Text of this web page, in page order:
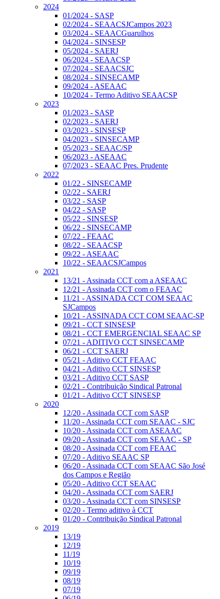
2024
01/2024 - SASP
02/2024 - SEAACSJCampos 2023
03/2024 - SEAACGuarulhos
04/2024 - SINSESP
05/2024 - SAERJ
06/2024 - SEAACSP
07/2024 - SEAACSJC
08/2024 - SINSECAMP
09/2024 - ASEAAC
10/2024 - Termo Aditivo SEAACSP
2023
01/2023 - SASP
02/2023 - SAERJ
03/2023 - SINSESP
04/2023 - SINSECAMP
05/2023 - SEAAC/SP
06/2023 - ASEAAC
07/2023 - SEAAC Pres. Prudente
2022
01/22 - SINSECAMP
02/22 - SAERJ
03/22 - SASP
04/22 - SASP
05/22 - SINSESP
06/22 - SINSECAMP
07/22 - FEAAC
08/22 - SEAACSP
09/22 - ASEAAC
10/22 - SEAACSJCampos
2021
13/21 - Assinada CCT com a ASEAAC
12/21 - Assinada CCT com o FEAAC
11/21 - ASSINADA CCT COM SEAAC
SJCampos
10/21 - ASSINADA CCT COM SEAAC-SP
09/21 - CCT SINSESP
08/21 - CCT EMERGENCIAL SEAAC SP
07/21 - ADITIVO CCT SINSECAMP
06/21 - CCT SAERJ
05/21 - Aditivo CCT FEAAC
04/21 - Aditivo CCT SINSESP
03/21 - Aditivo CCT SASP
02/21 - Contribuição Sindical Patronal
01/21 - Aditivo CCT SINSESP
2020
12/20 - Assinada CCT com SASP
11/20 - Assinada CCT com SEAAC - SJC
10/20 - Assinada CCT com ASEAAC
09/20 - Assinada CCT com SEAAC - SP
08/20 - Assinada CCT com FEAAC
07/20 - Aditivo SEAAC SP
06/20 - Assinada CCT com SEAAC São José
dos Campos e Região
05/20 - Aditivo CCT SEAAC
04/20 - Assinada CCT com SAERJ
03/20 - Assinada CCT com SINSESP
02/20 - Termo aditivo à CCT
01/20 - Contribuição Sindical Patronal
2019
13/19
12/19
11/19
10/19
09/19
08/19
07/19